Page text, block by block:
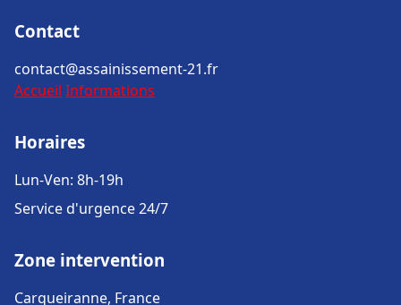
Contact
contact@assainissement-21.fr
Accueil Informations
Horaires
Lun-Ven: 8h-19h
Service d'urgence 24/7
Zone intervention
Carqueiranne, France